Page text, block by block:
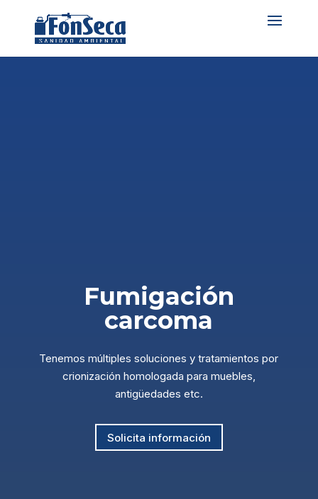
Fumigación
carcoma
Tenemos múltiples soluciones y tratamientos por
crionización homologada para muebles,
antigüedades etc.
Solicita información